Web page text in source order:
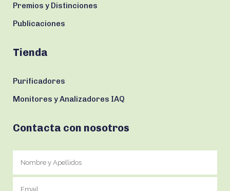
Premios y Distinciones
Publicaciones
Tienda
Purificadores
Monitores y Analizadores IAQ
Contacta con nosotros